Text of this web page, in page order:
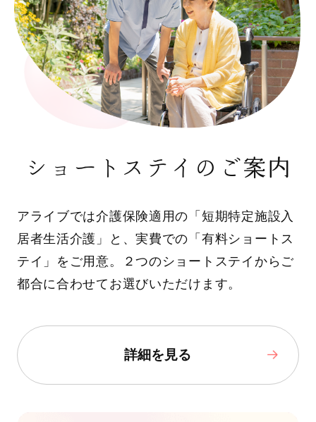
ショートステイのご案内
アライブでは介護保険適用の「短期特定施設入
居者生活介護」と、実費での「有料ショートス
テイ」をご用意。２つのショートステイからご
都合に合わせてお選びいただけます。
詳細を見る